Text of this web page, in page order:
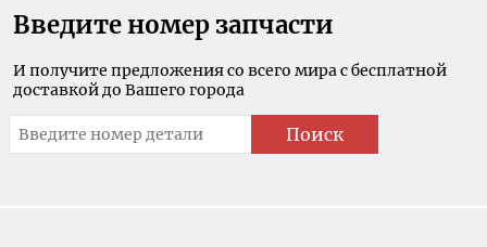
Введите номер запчасти
И получите предложения со всего мира с бесплатной
доставкой до Вашего города
Поиск